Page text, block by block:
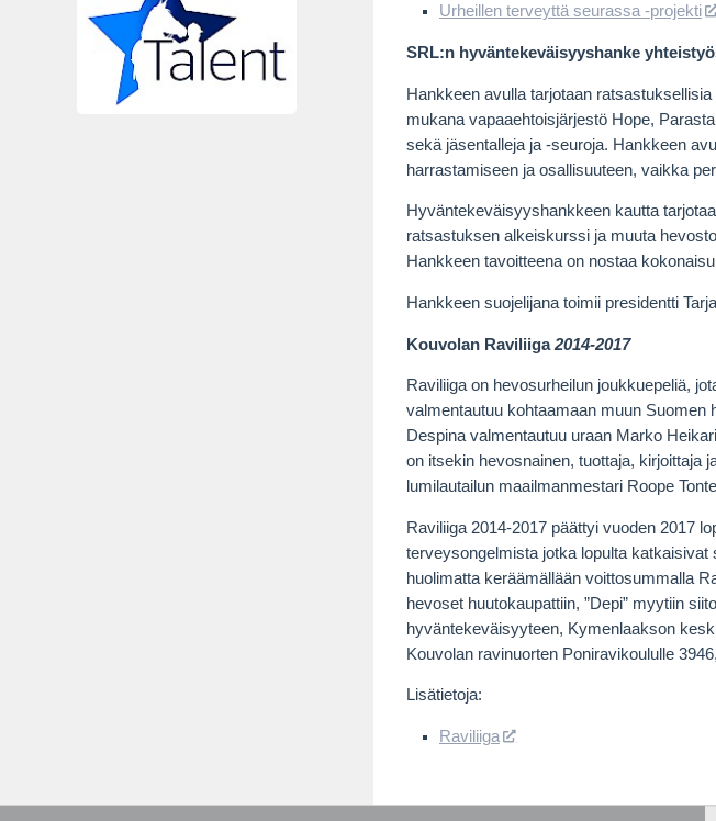
Urheillen terveyttä seurassa -projekti
SRL:n hyväntekeväisyyshanke
Hankkeen avulla tarjotaan
mukana vapaaehtoisjärjestö Hope,
sekä jäsentalleja ja -seuroja. Hankkeen
harrastamiseen ja osallisuuteen, vaikka
Hyväntekeväisyyshankkeen kautta
ratsastuksen alkeiskurssi ja muuta
Hankkeen tavoitteena on nostaa
Hankkeen suojelijana toimii presidentti
Kouvolan Raviliiga2014-2017
Raviliiga on hevosurheilun joukkuepeliä,
valmentautuu kohtaamaan muun Suomen
Despina valmentautuu uraan Marko
on itsekin hevosnainen, tuottaja, kirjoittaja
lumilautailun maailmanmestari Roope
Raviliiga 2014-2017 päättyi vuoden 2017
terveysongelmista jotka lopulta
huolimatta keräämällään voittosummalla
hevoset huutokaupattiin, ”Depi” myytiin
hyväntekeväisyyteen, Kymenlaakson
Kouvolan ravinuorten Poniravikoululle
Lisätietoja:
Raviliiga